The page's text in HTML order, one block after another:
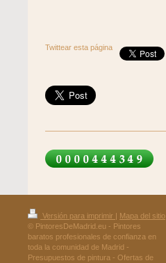
Twittear esta página
Versión para imprimir
Mapa del sitio
© PintoresDeMadrid.eu - Pintores
baratos profesionales de confianza en
toda la comunidad de Madrid -
Presupuestos de pintura - Ofertas de